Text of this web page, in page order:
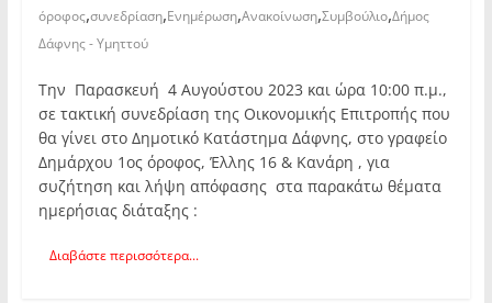
όροφος,συνεδρίαση,Ενημέρωση,Ανακοίνωση,Συμβούλιο,Δήμος
Δάφνης - Υμηττού
Την Παρασκευή 4 Αυγούστου 2023 και ώρα 10:00 π.μ.,
σε τακτική συνεδρίαση της Οικονομικής Επιτροπής που
θα γίνει στο Δημοτικό Κατάστημα Δάφνης, στο γραφείο
Δημάρχου 1ος όροφος, Έλλης 16 & Κανάρη , για
συζήτηση και λήψη απόφασης στα παρακάτω θέματα
ημερήσιας διάταξης :
Διαβάστε περισσότερα...